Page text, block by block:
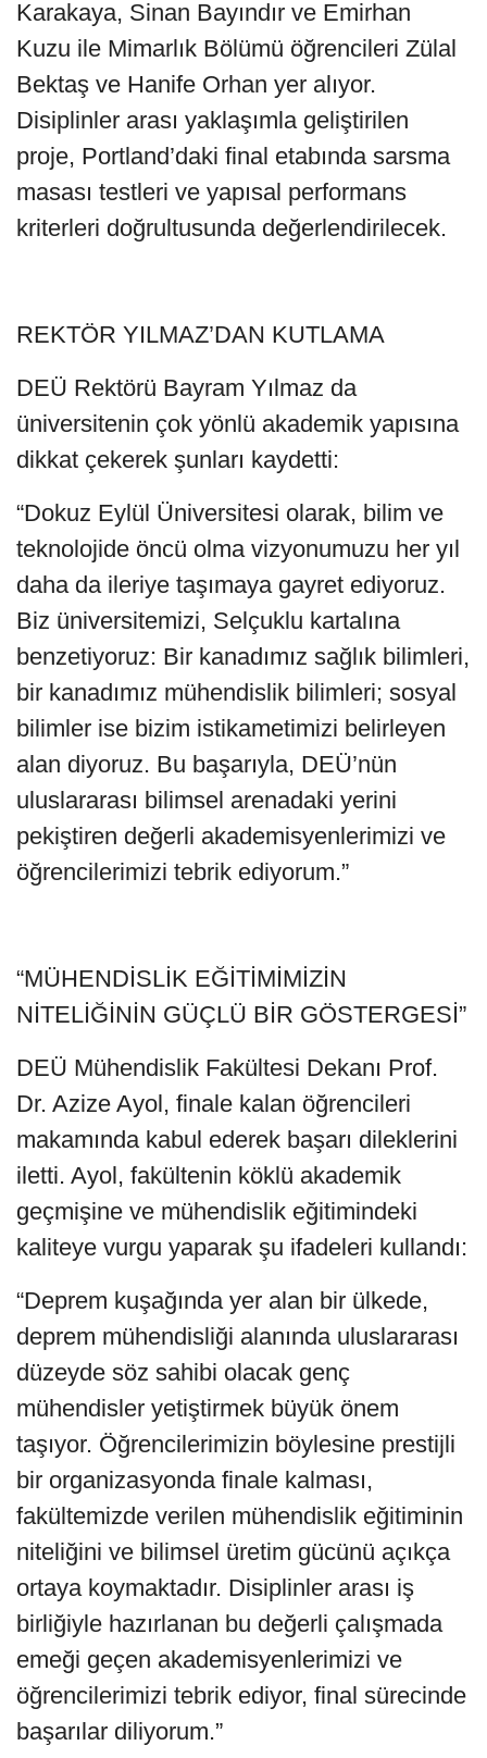
Karakaya, Sinan Bayındır ve Emirhan
Kuzu ile Mimarlık Bölümü öğrencileri Zülal
Bektaş ve Hanife Orhan yer alıyor.
Disiplinler arası yaklaşımla geliştirilen
proje, Portland’daki final etabında sarsma
masası testleri ve yapısal performans
kriterleri doğrultusunda değerlendirilecek.
REKTÖR YILMAZ’DAN KUTLAMA
DEÜ Rektörü Bayram Yılmaz da
üniversitenin çok yönlü akademik yapısına
dikkat çekerek şunları kaydetti:
“Dokuz Eylül Üniversitesi olarak, bilim ve
teknolojide öncü olma vizyonumuzu her yıl
daha da ileriye taşımaya gayret ediyoruz.
Biz üniversitemizi, Selçuklu kartalına
benzetiyoruz: Bir kanadımız sağlık bilimleri,
bir kanadımız mühendislik bilimleri; sosyal
bilimler ise bizim istikametimizi belirleyen
alan diyoruz. Bu başarıyla, DEÜ’nün
uluslararası bilimsel arenadaki yerini
pekiştiren değerli akademisyenlerimizi ve
öğrencilerimizi tebrik ediyorum.”
“MÜHENDİSLİK EĞİTİMİMİZİN
NİTELİĞİNİN GÜÇLÜ BİR GÖSTERGESİ”
DEÜ Mühendislik Fakültesi Dekanı Prof.
Dr. Azize Ayol, finale kalan öğrencileri
makamında kabul ederek başarı dileklerini
iletti. Ayol, fakültenin köklü akademik
geçmişine ve mühendislik eğitimindeki
kaliteye vurgu yaparak şu ifadeleri kullandı:
“Deprem kuşağında yer alan bir ülkede,
deprem mühendisliği alanında uluslararası
düzeyde söz sahibi olacak genç
mühendisler yetiştirmek büyük önem
taşıyor. Öğrencilerimizin böylesine prestijli
bir organizasyonda finale kalması,
fakültemizde verilen mühendislik eğitiminin
niteliğini ve bilimsel üretim gücünü açıkça
ortaya koymaktadır. Disiplinler arası iş
birliğiyle hazırlanan bu değerli çalışmada
emeği geçen akademisyenlerimizi ve
öğrencilerimizi tebrik ediyor, final sürecinde
başarılar diliyorum.”